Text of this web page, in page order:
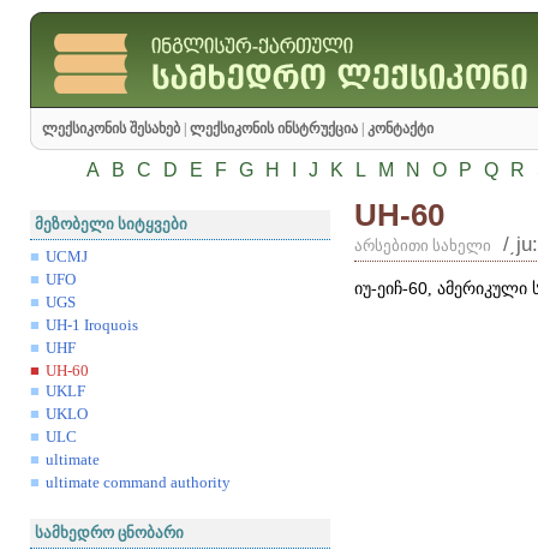
ლექსიკონის შესახებ ლექსიკონის ინსტრუქცია კონტაქტი
A B C D E F G H J K L M N O P Q R
მეზობელი სიტყვები
UCMJ
UFO
UGS
UH-1 Iroquois
UHF
UH-60
UKLF
UKLO
ULC
ultimate
ultimate command authority
სამხედრო ცნობარი
UH-60
არსებითი სახელი /
იუ-ეიჩ-60 ,